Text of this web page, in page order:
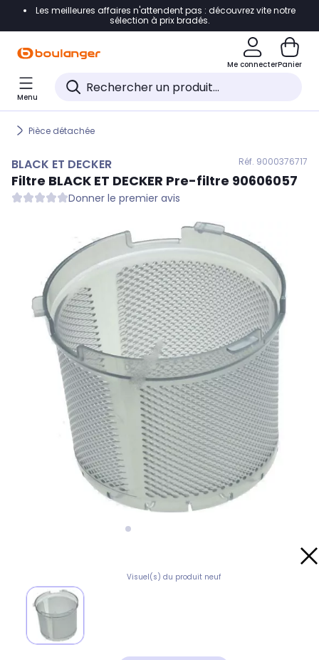
Accéder directement à la navigation
Accéder directement au pied de page
Accéder directement au chatbot
Les meilleures affaires n'attendent pas : découvrez vite notre
sélection à prix bradés.
Me connecterPanier
Menu
Pièce détachée
BLACK ET DECKER Réf. 9000376717
Filtre BLACK ET DECKER Pre-filtre 90606057
Donner le premier avis
Visuel(s) du produit neuf